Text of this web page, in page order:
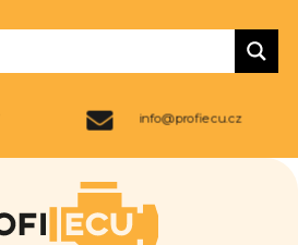
info@profiecu.cz